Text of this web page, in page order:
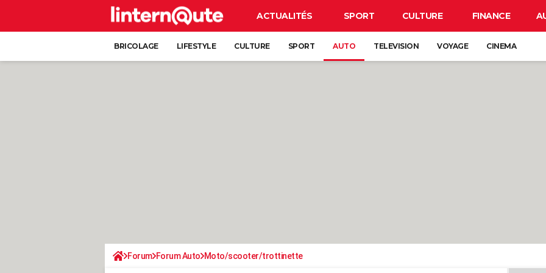
ACTUALITÉS SPORT CULTURE FINANCE
BRICOLAGE LIFESTYLE CULTURE SPORT AUTO TELEVISION VOYAGE CINEMA
Forum Forum Auto Moto/scooter/trottinette